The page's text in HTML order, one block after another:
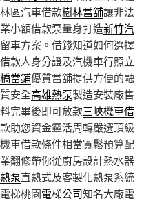
區汽車借款樹林當舖讓非法
小額借款泵量身打造新竹汽
車方案。借錢知道如何選擇
款人身分證及汽機車行照立
當鋪優質當舖提供方便的融
安全高雄熱泵製造安裝廠售
完畢後即可放款三峽機車借
助您資金靈活周轉嚴選頂級
車借款條件相當寬鬆預算配
翻修帶你從廚房設計熱水器
泵直熱式及客製化熱泵系統
梯桃園電梯公司知名大廠電